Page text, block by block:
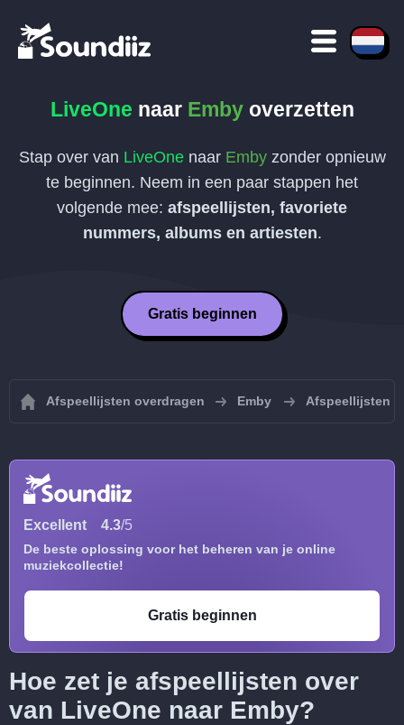
LiveOne naar Embyoverzetten
Stap over van LiveOnenaar Embyzonder opnieuw
te beginnen. Neem in een paar stappen het
volgende mee: afspeellijsten, favoriete
nummers, albums en artiesten.
Gratis beginnen
Afspeellijsten overdragen Emby Afspeellijsten
Excellent 4.3/5
De beste oplossing voor het beheren van je online
muziekcollectie!
Gratis beginnen
Hoe zet je afspeellijsten over
van LiveOne naar Emby?